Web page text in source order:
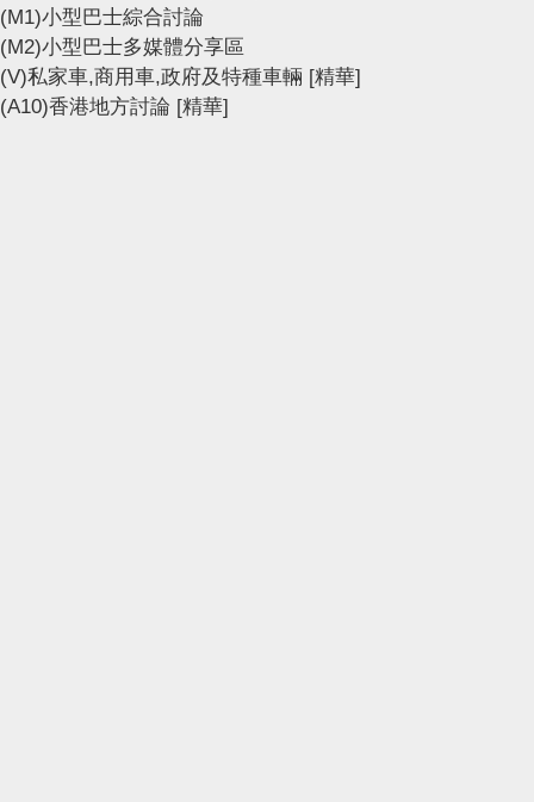
(M1)小型巴士綜合討論
(M2)小型巴士多媒體分享區
(V)私家車,商用車,政府及特種車輛 [精華]
(A10)香港地方討論 [精華]